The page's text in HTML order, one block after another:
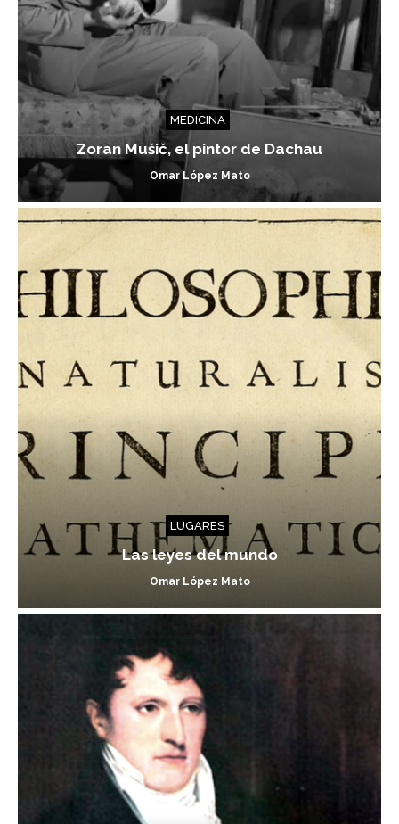
MEDICINA
Zoran Mušič, el pintor de Dachau
Omar López Mato
LUGARES
Las leyes del mundo
Omar López Mato